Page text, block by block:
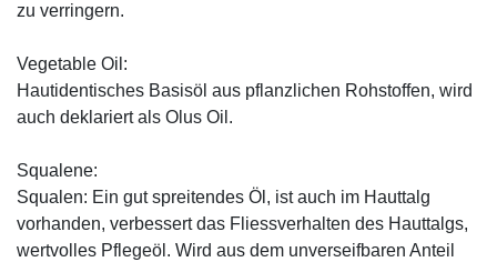
zu verringern.
Vegetable Oil:
Hautidentisches Basisöl aus pflanzlichen Rohstoffen, wird
auch deklariert als Olus Oil.
Squalene:
Squalen: Ein gut spreitendes Öl, ist auch im Hauttalg
vorhanden, verbessert das Fliessverhalten des Hauttalgs,
wertvolles Pflegeöl. Wird aus dem unverseifbaren Anteil